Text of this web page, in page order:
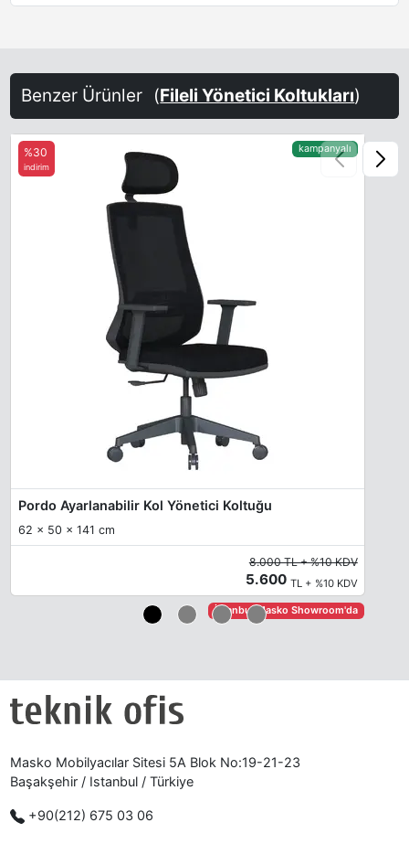
Benzer Ürünler (Fileli Yönetici Koltukları)
Pordo Ayarlanabilir Kol Yönetici Koltuğu
62 x 50 x 141 cm
%30
indirim
8.000 TL + %10 KDV
5.600 TL + %10 KDV
İstanbul Masko Showroom'da
kampanyalı
Masko Mobilyacılar Sitesi 5A Blok No:19-21-23
Başakşehir / Istanbul / Türkiye
+90(212) 675 03 06